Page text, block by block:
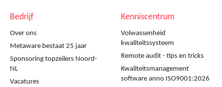
Bedrijf
Over ons
Metaware bestaat 25 jaar
Sponsoring topzeilers Noord-
NL
Vacatures
Kenniscentrum
Volwassenheid
kwaliteitssysteem
Remote audit - tips en tricks
Kwaliteitsmanagement
software anno ISO9001:2026